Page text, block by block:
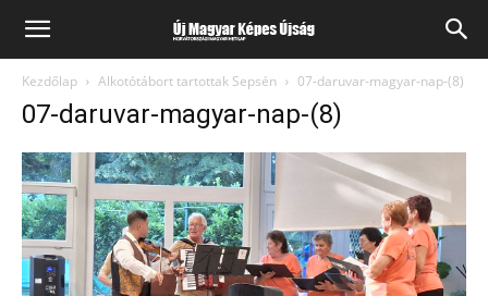
Kezdőlap Alkotótábort tartottak Sepsén 07-daruvar-magyar-nap-(8)
07-daruvar-magyar-nap-(8)